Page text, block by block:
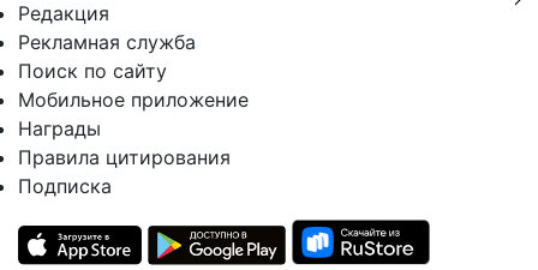
Редакция
Рекламная служба
Поиск по сайту
Мобильное приложение
Награды
Правила цитирования
Подписка